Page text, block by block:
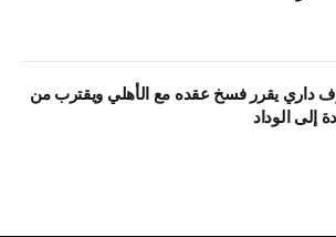
داري يقرر فسخ عقده مع الأهلي ويقترب من
إلى الوداد